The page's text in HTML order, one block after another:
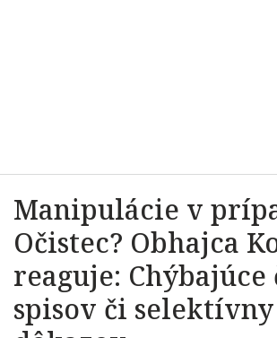
Manipulácie v
Očistec? Obhajca
reaguje: Chýbajúce
spisov či